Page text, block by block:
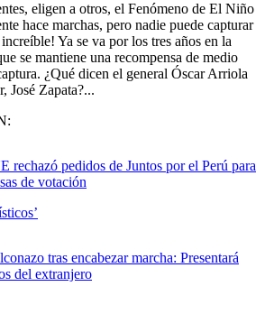
eligen a otros, el Fenómeno de El Niño
hace marchas, pero nadie puede capturar
Ya se va por los tres años en la
se mantiene una recompensa de medio
¿Qué dicen el general Óscar Arriola
José Zapata?...
rechazó pedidos de Juntos por el Perú para
de votación
tras encabezar marcha: Presentará
del extranjero